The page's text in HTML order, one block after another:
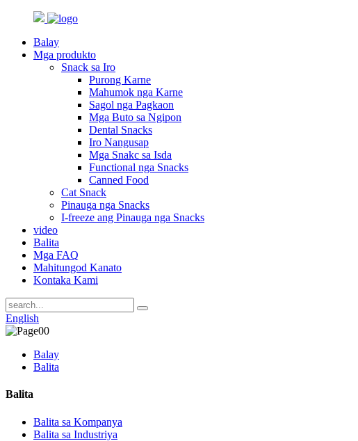
Balay
Mga produkto
Snack sa Iro
Purong Karne
Mahumok nga Karne
Sagol nga Pagkaon
Mga Buto sa Ngipon
Dental Snacks
Iro Nangusap
Mga Snakc sa Isda
Functional nga Snacks
Canned Food
Cat Snack
Pinauga nga Snacks
I-freeze ang Pinauga nga Snacks
video
Balita
Mga FAQ
Mahitungod Kanato
Kontaka Kami
English
Balay
Balita
Balita
Balita sa Kompanya
Balita sa Industriya